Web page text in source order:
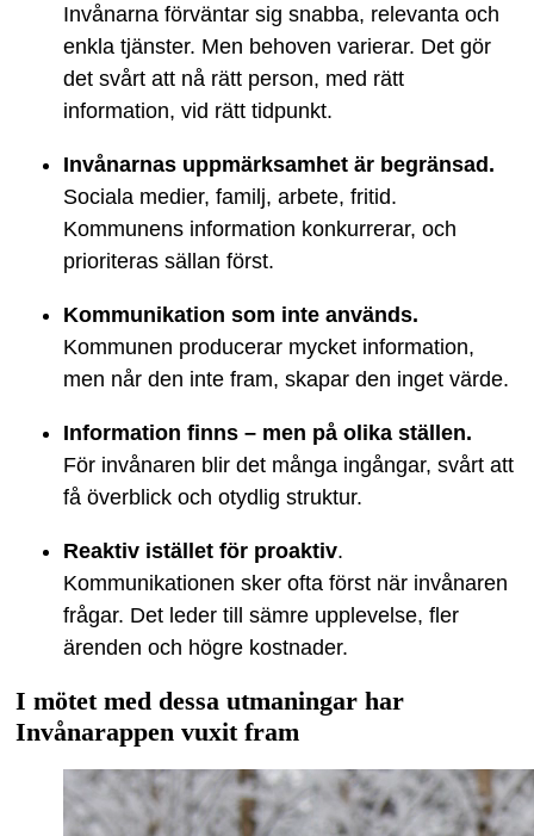
Invånarna förväntar sig snabba, relevanta och
enkla tjänster. Men behoven varierar. Det gör
det svårt att nå rätt person, med rätt
information, vid rätt tidpunkt.
Invånarnas uppmärksamhet är begränsad.
Sociala medier, familj, arbete, fritid.
Kommunens information konkurrerar, och
prioriteras sällan först.
Kommunikation som inte används.
Kommunen producerar mycket information,
men når den inte fram, skapar den inget värde.
Information finns – men på olika ställen.
För invånaren blir det många ingångar, svårt att
få överblick och otydlig struktur.
Reaktiv istället för proaktiv.
Kommunikationen sker ofta först när invånaren
frågar. Det leder till sämre upplevelse, fler
ärenden och högre kostnader.
I mötet med dessa utmaningar har
Invånarappen vuxit fram